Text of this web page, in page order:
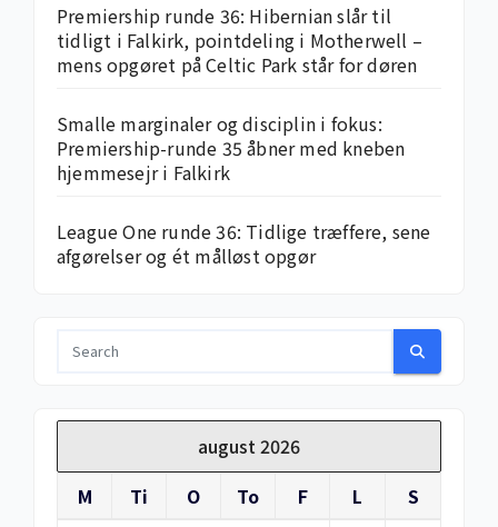
Premiership runde 36: Hibernian slår til
tidligt i Falkirk, pointdeling i Motherwell –
mens opgøret på Celtic Park står for døren
Smalle marginaler og disciplin i fokus:
Premiership-runde 35 åbner med kneben
hjemme­sejr i Falkirk
League One runde 36: Tidlige træffere, sene
afgørelser og ét målløst opgør
august 2026
M
Ti O To F L
S